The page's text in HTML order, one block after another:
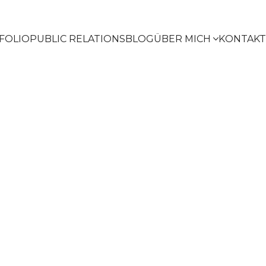
PUBLIC RELATIONSBLOGÜBER MICH KONTAKT